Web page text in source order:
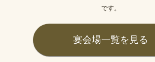
です。
宴会場一覧を見る